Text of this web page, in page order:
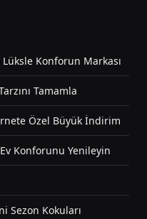
Lüksle Konforun Markası
Tamamla
Özel Büyük İndirim
Konforunu Yenileyin
Sezon Kokuları